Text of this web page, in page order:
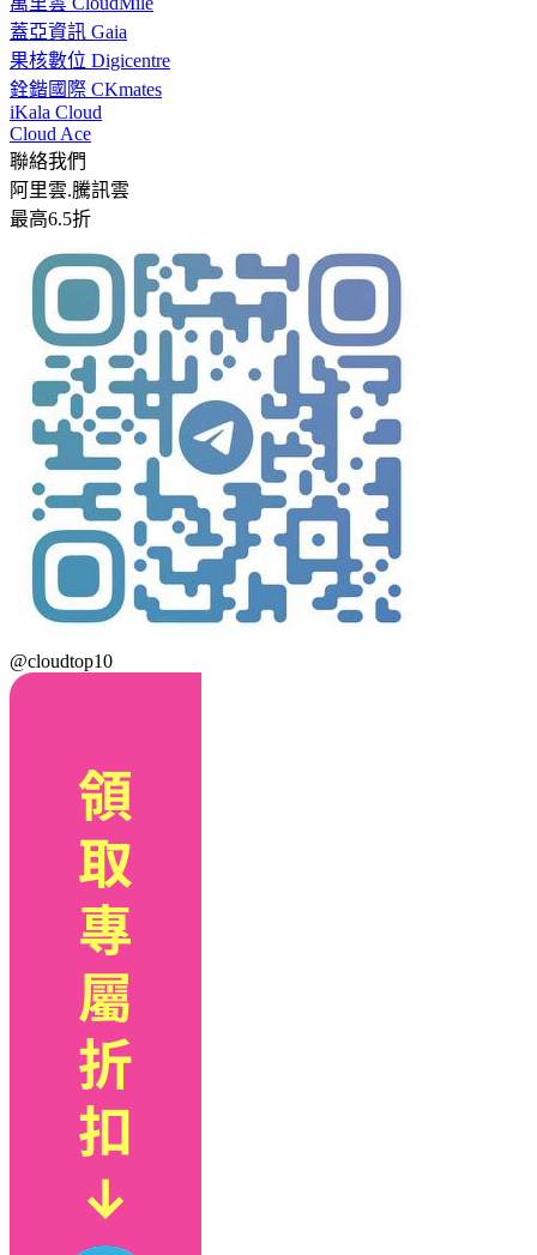
蓋亞資訊 Gaia
果核數位 Digicentre
銓鍇國際 CKmates
iKala Cloud
Cloud Ace
聯絡我們
阿里雲.騰訊雲
最高6.5折
@cloudtop10